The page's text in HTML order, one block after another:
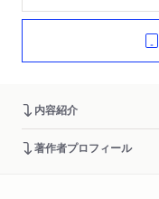
内容紹介
著作者プロフィール